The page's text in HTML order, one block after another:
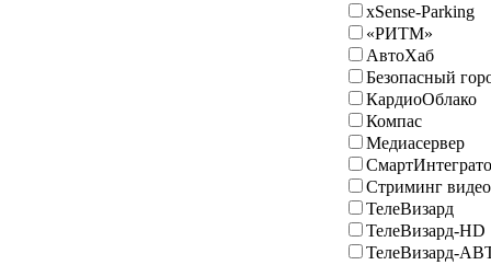
xSense-Parking
«РИТМ»
АвтоХаб
Безопасный
КардиоОблако
Компас
Медиасервер
Стриминг
ТелеВизард
ТелеВизард-HD
ТелеВизард-